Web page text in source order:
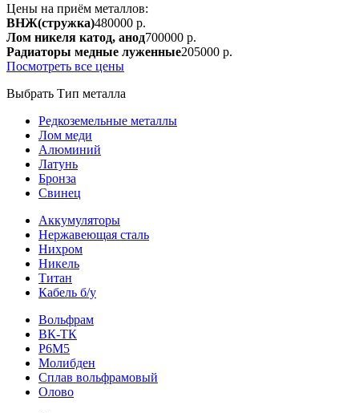
Цены на приём металлов:
ВНЖ(стружка)480000 р.
Лом никеля катод, анод700000 р.
Радиаторы медные луженные205000 р.
Посмотреть все цены
Выбрать Тип металла
Редкоземельные металлы
Лом меди
Алюминий
Латунь
Бронза
Свинец
Аккумуляторы
Нержавеющая сталь
Нихром
Никель
Титан
Кабель б/у
Вольфрам
ВК-ТК
Р6М5
Молибден
Сплав вольфрамовый
Олово